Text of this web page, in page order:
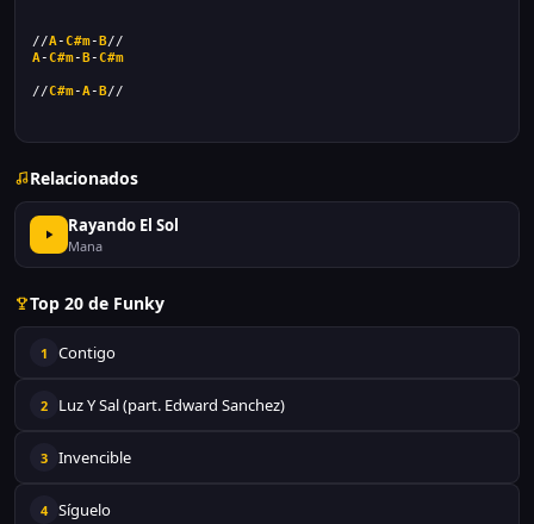
//A-C#m-B//
A-C#m-B-C#m
//C#m-A-B//
Relacionados
Rayando El Sol
Mana
Top 20 de Funky
1 Contigo
2 Luz Y Sal (part. Edward Sanchez)
3 Invencible
4 Síguelo